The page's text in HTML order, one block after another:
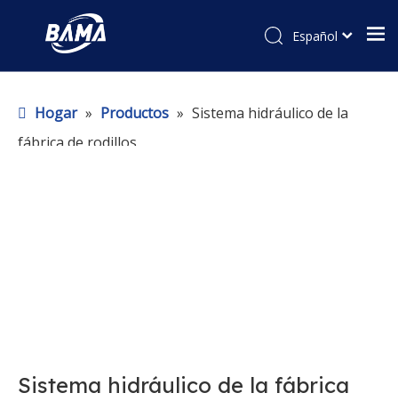
Español
Hogar » Productos » Sistema hidráulico de la
fábrica de rodillos
Sistema hidráulico de la fábrica